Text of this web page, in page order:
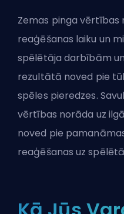
Zemas pinga vērtības
reaģēšanas laiku un
spēlētāja darbībām
rezultātā noved pie
spēles pieredzes.
vērtības norāda uz
noved pie
reaģēšanas uz